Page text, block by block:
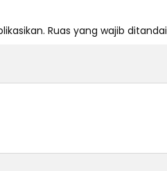
Ruas yang wajib ditandai